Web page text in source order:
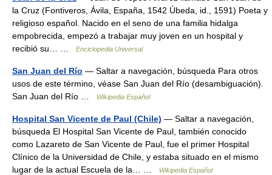
la Cruz (Fontiveros, Ávila, España, 1542 Úbeda, id., 1591) Poeta y
religioso español. Nacido en el seno de una familia hidalga
empobrecida, empezó a trabajar muy joven en un hospital y
recibió su… …
Enciclopedia Universal
San Juan del Río — Saltar a navegación, búsqueda Para otros
usos de este término, véase San Juan del Río (desambiguación).
San Juan del Río …
Wikipedia Español
Hospital San Vicente de Paul (Chile) — Saltar a navegación,
búsqueda El Hospital San Vicente de Paul, también conocido
como Lazareto de San Vicente de Paul, fue el primer Hospital
Clínico de la Universidad de Chile, y estaba situado en el mismo
lugar de la actual Escuela de la… …
Wikipedia Español